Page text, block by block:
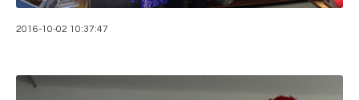
2016-10-02 10:37:47